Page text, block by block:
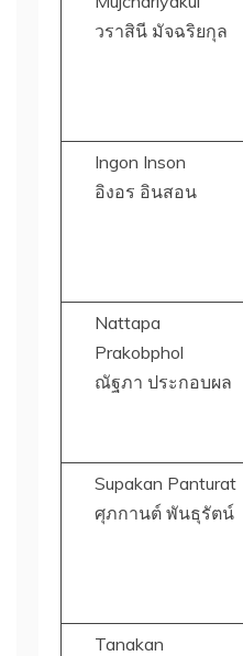
วราสินี มัจฉริยกุล
Ingon Inson
อิงอร อินสอน
Nattapa
Prakobphol
ณัฐภา ประกอบผล
Supakan Panturat
ศุภกานต์ พันธุรัตน์
Tanakan